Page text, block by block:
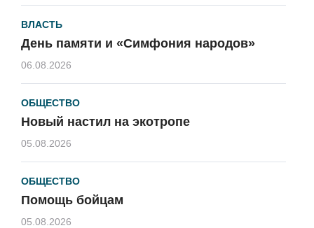
ВЛАСТЬ
День памяти и «Симфония народов»
06.08.2026
ОБЩЕСТВО
Новый настил на экотропе
05.08.2026
ОБЩЕСТВО
Помощь бойцам
05.08.2026